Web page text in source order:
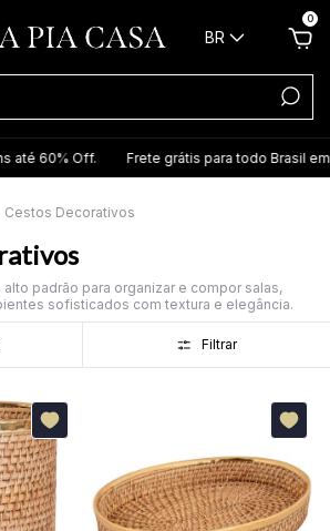
BR
0
Off. Frete grátis para todo Brasil em itens
Cestos Decorativos
padrão para organizar e compor salas,
sofisticados com textura e elegância.
Filtrar